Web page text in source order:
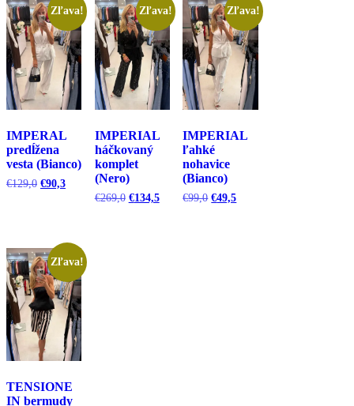
Zľava!
IMPERAL
predĺžena
vesta (Bianco)
€129,0 Pôvodná
€90,3Aktuálna
Zľava!
IMPERIAL
háčkovaný
komplet
(Nero)
€269,0 Pôvodná
€134,5Aktuálna
Zľava!
IMPERIAL
ľahké
nohavice
(Bianco)
€99,0 Pôvodná
€49,5Aktuálna
Zľava!
TENSIONE
IN bermudy